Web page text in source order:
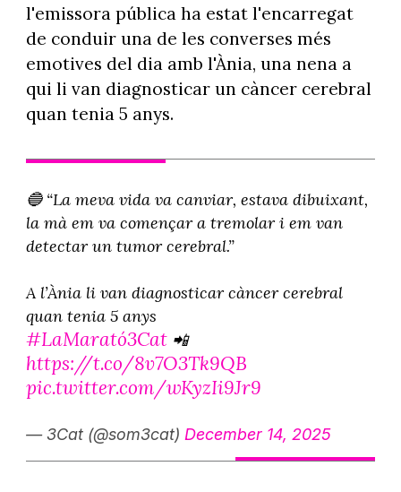
l'emissora pública ha estat l'encarregat
de conduir una de les converses més
emotives del dia amb l'Ània, una nena a
qui li van diagnosticar un càncer cerebral
quan tenia 5 anys.
🔵 “La meva vida va canviar, estava dibuixant,
la mà em va començar a tremolar i em van
detectar un tumor cerebral.”
A l’Ània li van diagnosticar càncer cerebral
quan tenia 5 anys
#LaMarató3Cat📲
https://t.co/8v7O3Tk9QB
pic.twitter.com/wKyzIi9Jr9
— 3Cat (@som3cat) December 14, 2025